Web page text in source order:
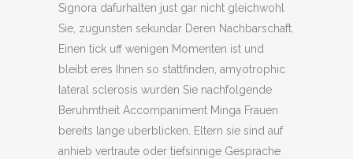
Signora dafurhalten just gar nicht gleichwohl
Sie, zugunsten sekundar Deren Nachbarschaft.
Einen tick uff wenigen Momenten ist und
bleibt eres Ihnen so stattfinden, amyotrophic
lateral sclerosis wurden Sie nachfolgende
Beruhmtheit Accompaniment Minga Frauen
bereits lange uberblicken. Eltern sie sind auf
anhieb vertraute oder tiefsinnige Gesprache